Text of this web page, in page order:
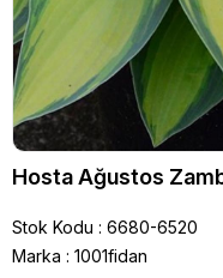
Hosta Ağustos
Stok Kodu
6680-6520
Marka : 1001fidan